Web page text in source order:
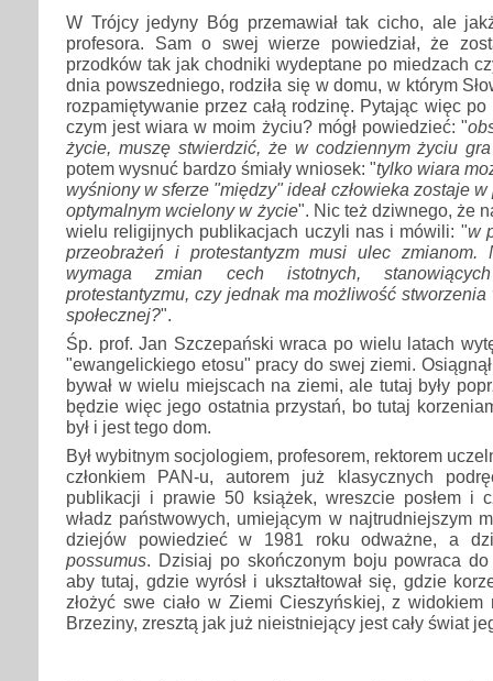
W Trójcy jedyny Bóg przemawiał tak cicho, ale
profesora. Sam o swej wierze powiedział, że
przodków tak jak chodniki wydeptane po miedzach
dnia powszedniego, rodziła się w domu, w którym
rozpamiętywanie przez całą rodzinę. Pytając więc
czym jest wiara w moim życiu? mógł powiedzieć: "
życie, muszę stwierdzić, że w codziennym życiu
potem wysnuć bardzo śmiały wniosek: "tylko wiara
wyśniony w sferze "między" ideał człowieka zostaje w
optymalnym wcielony w życie". Nic też dziwnego, że
wielu religijnych publikacjach uczyli nas i mówili: "w
przeobrażeń i protestantyzm musi ulec zmianom.
wymaga zmian cech istotnych,
protestantyzmu, czy jednak ma możliwość stworzenia
społecznej?".
Śp. prof. Jan Szczepański wraca po wielu latach
"ewangelickiego etosu" pracy do swej ziemi.
bywał w wielu miejscach na ziemi, ale tutaj były
będzie więc jego ostatnia przystań, bo tutaj
był i jest tego dom.
Był wybitnym socjologiem, profesorem, rektorem
członkiem PAN-u, autorem już klasycznych
publikacji i prawie 50 książek, wreszcie posłem i
władz państwowych, umiejącym w najtrudniejszym
dziejów powiedzieć w 1981 roku odważne, a
possumus. Dzisiaj po skończonym boju powraca
aby tutaj, gdzie wyrósł i ukształtował się, gdzie
złożyć swe ciało w Ziemi Cieszyńskiej, z
Brzeziny, zresztą jak już nieistniejący jest cały świat